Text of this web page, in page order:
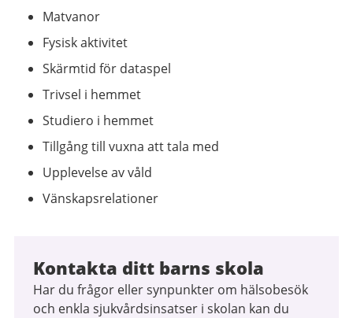
Matvanor
Fysisk aktivitet
Skärmtid för dataspel
Trivsel i hemmet
Studiero i hemmet
Tillgång till vuxna att tala med
Upplevelse av våld
Vänskapsrelationer
Kontakta ditt barns skola
Har du frågor eller synpunkter om hälsobesök
och enkla sjukvårdsinsatser i skolan kan du